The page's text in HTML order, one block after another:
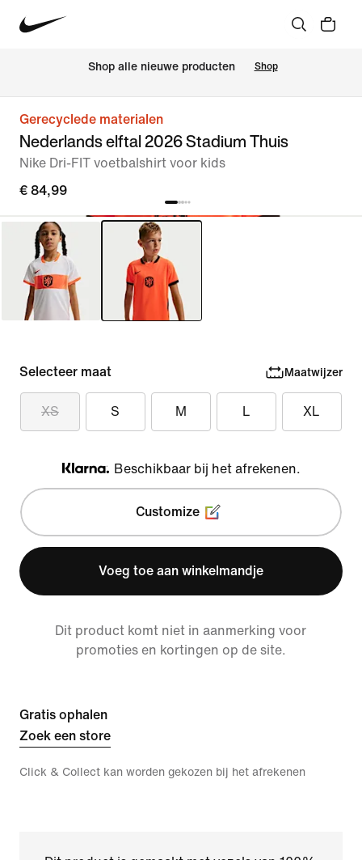
Shop alle nieuwe producten Shop
Gerecyclede materialen
Nederlands elftal 2026 Stadium Thuis
Nike Dri-FIT voetbalshirt voor kids
€ 84,99
Selecteer maat Maatwijzer
XS S M L XL
Klarna
Beschikbaar bij het afrekenen.
Customize
Voeg toe aan winkelmandje
Dit product komt niet in aanmerking voor
promoties en kortingen op de site.
Gratis ophalen
Zoek een store
Click & Collect kan worden gekozen bij het afrekenen